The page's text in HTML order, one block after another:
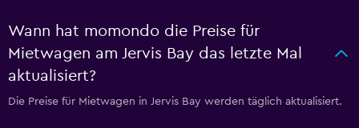
Wann hat momondo die Preise für
Mietwagen am Jervis Bay das letzte Mal
aktualisiert?
Die Preise für Mietwagen in Jervis Bay werden täglich aktualisiert.